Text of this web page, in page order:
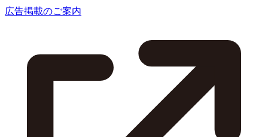
広告掲載のご案内